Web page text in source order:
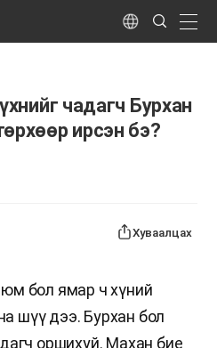
Language
Search
Submit
чадагч Бурхан
ирсэн бэ?
Хуваалцах
бол ямар ч хүний
шүү дээ. Бурхан бол
оршихуй. Махан бие